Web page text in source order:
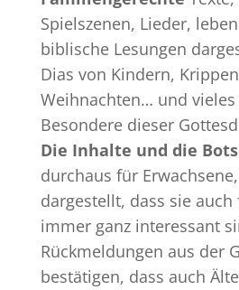
Spielszenen, Lieder,
biblische Lesungen
Dias von Kindern,
Weihnachten… und
Besondere dieser
Die Inhalte und die
durchaus für
dargestellt, dass sie
immer ganz interessant
Rückmeldungen aus der
bestätigen, dass auch